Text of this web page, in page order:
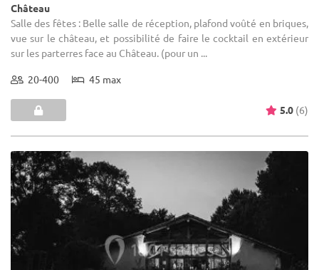
Château
Salle des fêtes : Belle salle de réception, plafond voûté en briques,
vue sur le château, et possibilité de faire le cocktail en extérieur
sur les parterres face au Château. (pour un ...
20-400 45 max
5.0 (6)